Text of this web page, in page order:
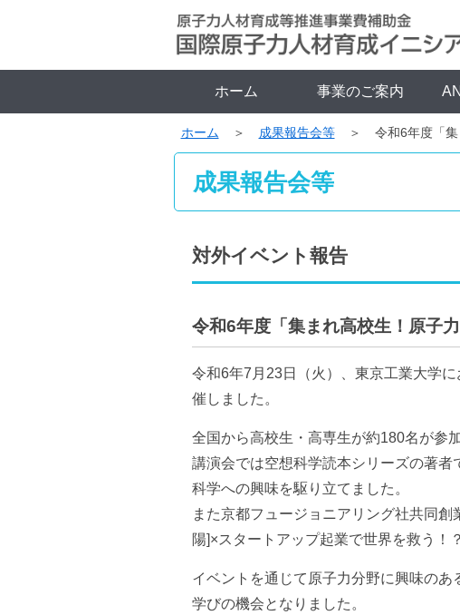
ホーム 事業のご案内
ホーム 成果報告会等 令和6年度「
成果報告会等
対外イベント報告
令和6年度「集まれ高校生！原子
令和6年7月23日（火）、東京工業大学
催しました。
全国から高校生・高専生が約180名が参
講演会では空想科学読本シリーズの著
科学への興味を駆り立てました。
また京都フュージョニアリング社共同
陽]×スタートアップ起業で世界を救う！
イベントを通じて原子力分野に興味の
学びの機会となりました。